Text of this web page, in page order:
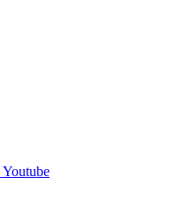
Youtube